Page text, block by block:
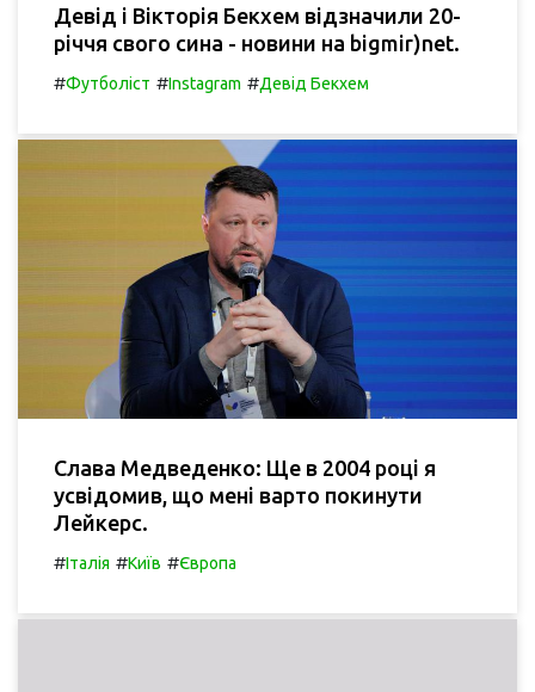
Девід і Вікторія Бекхем відзначили 20-
річчя свого сина - новини на bigmir)net.
#Футболіст #Instagram #Девід Бекхем
Слава Медведенко: Ще в 2004 році я
усвідомив, що мені варто покинути
Лейкерс.
#Італія #Київ #Європа